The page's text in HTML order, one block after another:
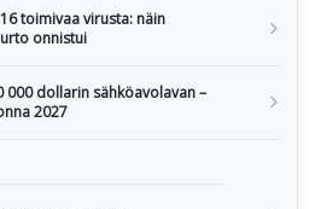
toimivaa virusta: näin
onnistui
000 dollarin sähköavolavan –
2027